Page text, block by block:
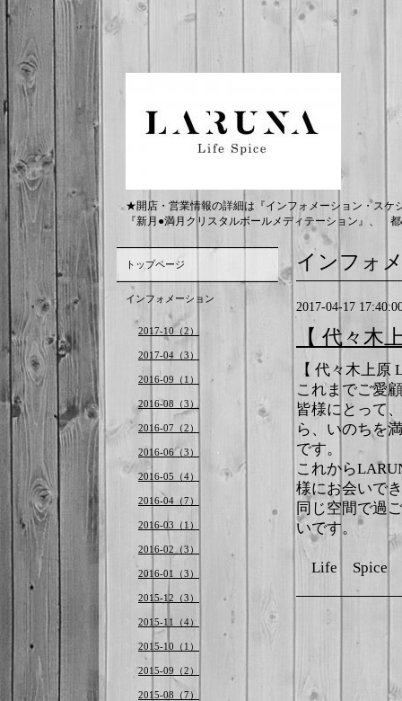
★開店・営業情報の詳細は『インフォメーション・ス
『新月●満月クリスタルボールメディテーション』、
インフォ
2017-04-17
【 代々木
【 代々木上
これまでご愛
皆様にとって
ら、いのちを
です。
これから
様にお会いで
同じ空間で過
いです。
Life
トップページ
インフォメーション
2017-10（2）
2017-04（3）
2016-09（1）
2016-08（3）
2016-07（2）
2016-06（3）
2016-05（4）
2016-04（7）
2016-03（1）
2016-02（3）
2016-01（3）
2015-12（3）
2015-11（4）
2015-10（1）
2015-09（2）
2015-08（7）